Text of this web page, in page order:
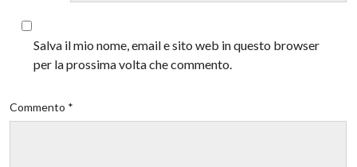
Salva il mio nome, email e sito web in questo browser
per la prossima volta che commento.
Commento *